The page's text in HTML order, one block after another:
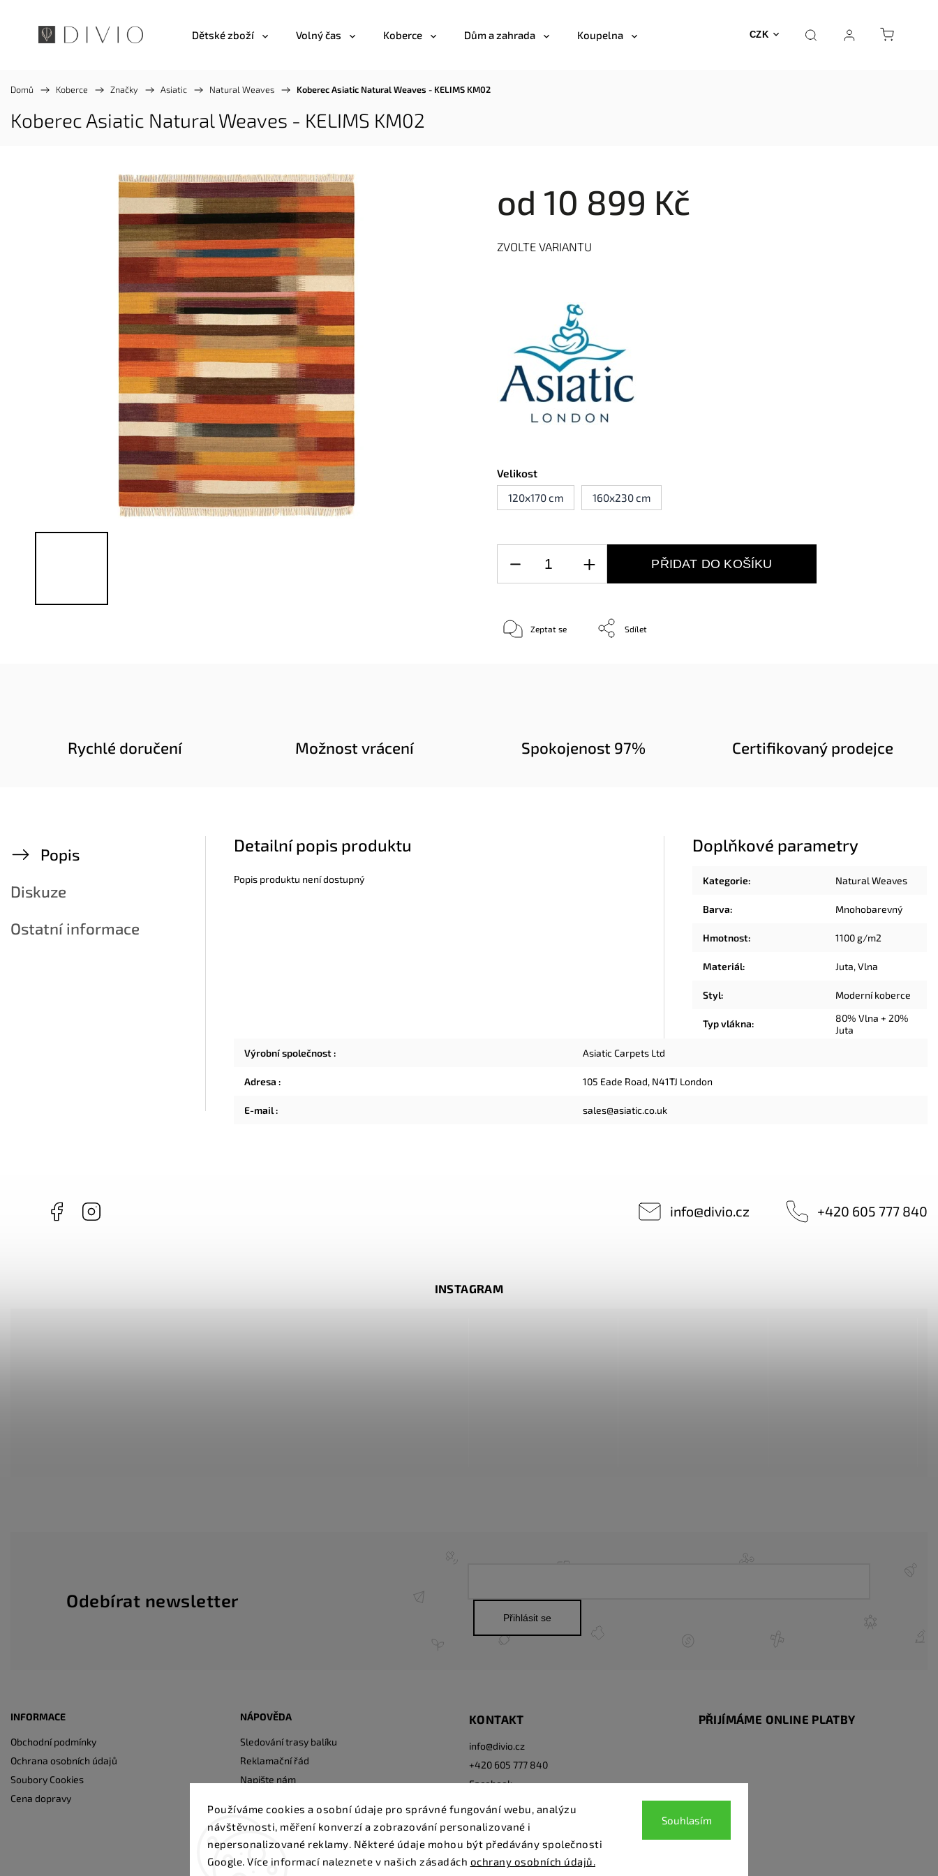
Používáme cookies a osobní údaje pro správné fungování webu, analýzu
návštěvnosti, měření konverzí a zobrazování personalizované i
nepersonalizované reklamy. Některé údaje mohou být předávány společnosti
Google. Více informací naleznete v našich zásadách ochrany osobních údajů.
Souhlasím
CZK
Dětské zboží Volný čas Koberce Dům a zahrada Koupelna Posilovna a fitness Fyzioterapie
Domů / Koberce / Značky / Asiatic / Natural Weaves / Koberec Asiatic Natural Weaves - KELIMS KM02
Koberec Asiatic Natural Weaves - KELIMS KM02
od 10 899 Kč
Velikost
120x170 cm
160x230 cm
ZVOLTE VARIANTU
PŘIDAT DO KOŠÍKU
Zeptat se Sdílet
Rychlé doručení Možnost vrácení Spokojenost 97% Certifikovaný prodejce
Popis
Diskuze
Ostatní informace
Detailní popis produktu
Popis produktu není dostupný
Doplňkové parametry
Kategorie: Natural Weaves
Barva: Mnohobarevný
Hmotnost: 1100 g/m2
Materiál: Juta,Vlna
Styl: Moderní koberce
Typ vlákna:
80% Vlna + 20%
Juta
Výrobní společnost: Asiatic Carpets Ltd
Adresa : 105 Eade Road, N41TJ London
E-mail: sales@asiatic.co.uk
Facebook info@divio.cz +420 605 777 840
INFORMACE
Obchodní podmínky
Ochrana osobních údajů
Soubory Cookies
Cena dopravy
NÁPOVĚDA
Sledování trasy balíku
Reklamační řád
Napište nám
INSTAGRAM
Odebírat newsletter
Přihlásit se
KONTAKT
info@divio.cz
+420 605 777 840
Facebook
PŘIJÍMÁME ONLINE PLATBY
Copyright 2026 www.divio.cz. Všechna práva vyhrazena.